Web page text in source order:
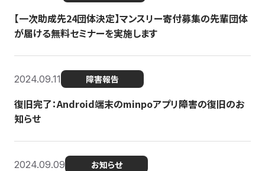
【一次助成先24団体決定】マンスリー寄付募集の先輩団体
が届ける無料セミナーを実施します
2024.09.11 障害報告
復旧完了：Android端末のminpoアプリ障害の復旧のお
知らせ
2024.09.09 お知らせ